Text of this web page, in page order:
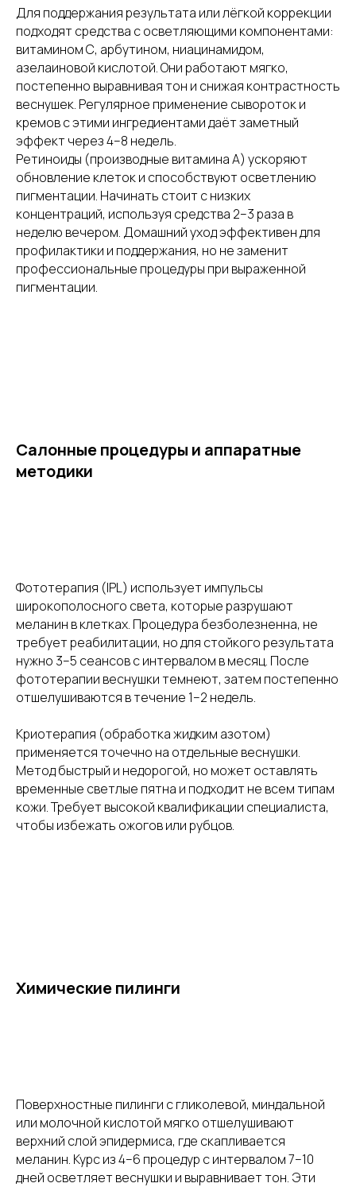
Для поддержания результата или лёгкой коррекции
подходят средства с осветляющими компонентами:
витамином С, арбутином, ниацинамидом,
азелаиновой кислотой. Они работают мягко,
постепенно выравнивая тон и снижая контрастность
веснушек. Регулярное применение сывороток и
кремов с этими ингредиентами даёт заметный
эффект через 4–8 недель.
Ретиноиды (производные витамина А) ускоряют
обновление клеток и способствуют осветлению
пигментации. Начинать стоит с низких
концентраций, используя средства 2–3 раза в
неделю вечером. Домашний уход эффективен для
профилактики и поддержания, но не заменит
профессиональные процедуры при выраженной
пигментации.
Салонные процедуры и аппаратные
методики
Фототерапия (IPL) использует импульсы
широкополосного света, которые разрушают
меланин в клетках. Процедура безболезненна, не
требует реабилитации, но для стойкого результата
нужно 3–5 сеансов с интервалом в месяц. После
фототерапии веснушки темнеют, затем постепенно
отшелушиваются в течение 1–2 недель.
Криотерапия (обработка жидким азотом)
применяется точечно на отдельные веснушки.
Метод быстрый и недорогой, но может оставлять
временные светлые пятна и подходит не всем типам
кожи. Требует высокой квалификации специалиста,
чтобы избежать ожогов или рубцов.
Химические пилинги
Поверхностные пилинги с гликолевой, миндальной
или молочной кислотой мягко отшелушивают
верхний слой эпидермиса, где скапливается
меланин. Курс из 4–6 процедур с интервалом 7–10
дней осветляет веснушки и выравнивает тон. Эти